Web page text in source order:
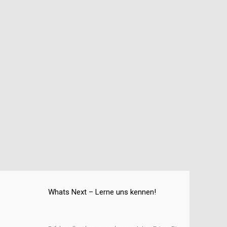
Whats Next – Lerne uns kennen!